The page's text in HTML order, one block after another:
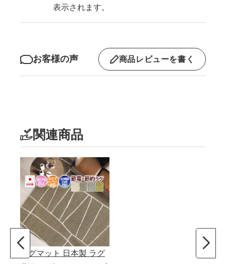
表示されます。
お客様の声 商品レビューを書く
関連商品
ラグマット 日本製 ラグ